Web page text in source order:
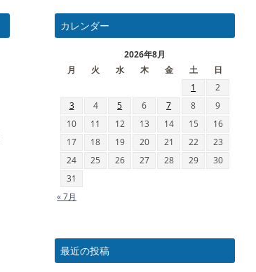
カレンダー
2026年8月
月
火 水 木 金 土
日
1
2
3
4 5 6 7 8
9
10
11 12 13 14 15
16
17
18 19 20 21 22
23
24
25 26 27 28 29
30
31
« 7月
最近の投稿